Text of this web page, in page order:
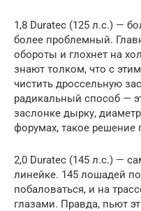
1,8 Duratec (125 л.с.) —
более проблемный.
обороты и глохнет на
знают толком, что с
чистить дроссельную
радикальный способ —
заслонке дырку,
форумах, такое
2,0 Duratec (145 л.с.) —
линейке. 145 лошадей
побаловаться, и на
глазами. Правда, пьют